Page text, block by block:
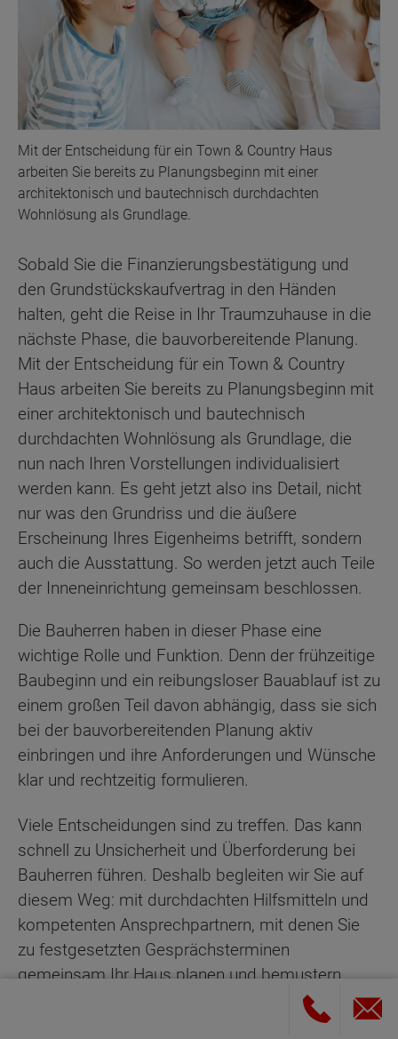
Mit der Entscheidung für ein Town & Country Haus
arbeiten Sie bereits zu Planungsbeginn mit einer
architektonisch und bautechnisch durchdachten
Wohnlösung als Grundlage.
Sobald Sie die Finanzierungsbestätigung und
den Grundstückskaufvertrag in den Händen
halten, geht die Reise in Ihr Traumzuhause in die
nächste Phase, die bauvorbereitende Planung.
Mit der Entscheidung für ein Town & Country
Haus arbeiten Sie bereits zu Planungsbeginn mit
einer architektonisch und bautechnisch
durchdachten Wohnlösung als Grundlage, die
nun nach Ihren Vorstellungen individualisiert
werden kann. Es geht jetzt also ins Detail, nicht
nur was den Grundriss und die äußere
Erscheinung Ihres Eigenheims betrifft, sondern
auch die Ausstattung. So werden jetzt auch Teile
der Inneneinrichtung gemeinsam beschlossen.
Die Bauherren haben in dieser Phase eine
wichtige Rolle und Funktion. Denn der frühzeitige
Baubeginn und ein reibungsloser Bauablauf ist zu
einem großen Teil davon abhängig, dass sie sich
bei der bauvorbereitenden Planung aktiv
einbringen und ihre Anforderungen und Wünsche
klar und rechtzeitig formulieren.
Viele Entscheidungen sind zu treffen. Das kann
schnell zu Unsicherheit und Überforderung bei
Bauherren führen. Deshalb begleiten wir Sie auf
diesem Weg: mit durchdachten Hilfsmitteln und
kompetenten Ansprechpartnern, mit denen Sie
zu festgesetzten Gesprächsterminen
gemeinsam Ihr Haus planen und bemustern.